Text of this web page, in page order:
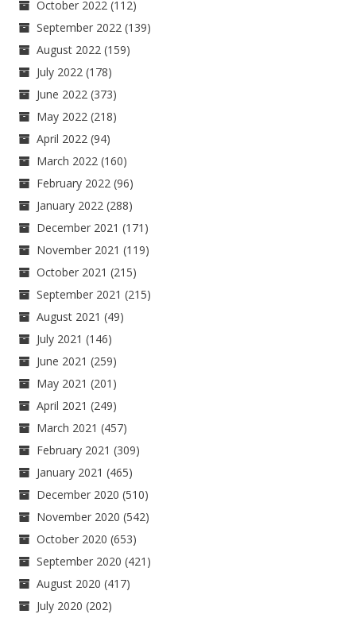
October 2022 (112)
September 2022 (139)
August 2022 (159)
July 2022 (178)
June 2022 (373)
May 2022 (218)
April 2022 (94)
March 2022 (160)
February 2022 (96)
January 2022 (288)
December 2021 (171)
November 2021 (119)
October 2021 (215)
September 2021 (215)
August 2021 (49)
July 2021 (146)
June 2021 (259)
May 2021 (201)
April 2021 (249)
March 2021 (457)
February 2021 (309)
January 2021 (465)
December 2020 (510)
November 2020 (542)
October 2020 (653)
September 2020 (421)
August 2020 (417)
July 2020 (202)